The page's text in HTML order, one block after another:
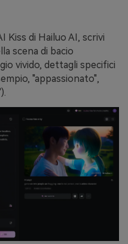
Kiss di Hailuo AI, scrivi
scena di bacio
vivido, dettagli specifici
"appassionato",